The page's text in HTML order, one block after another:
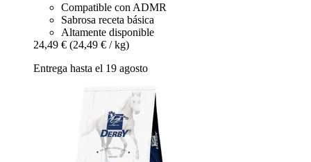
Compatible con ADMR
Sabrosa receta básica
Altamente disponible
24,49 € (24,49 € / kg)
Entrega hasta el 19 agosto